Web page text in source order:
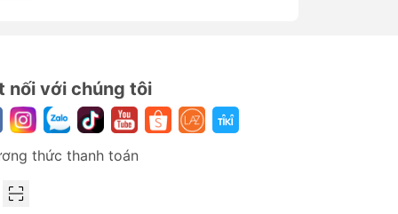
nối với chúng tôi
thức thanh toán